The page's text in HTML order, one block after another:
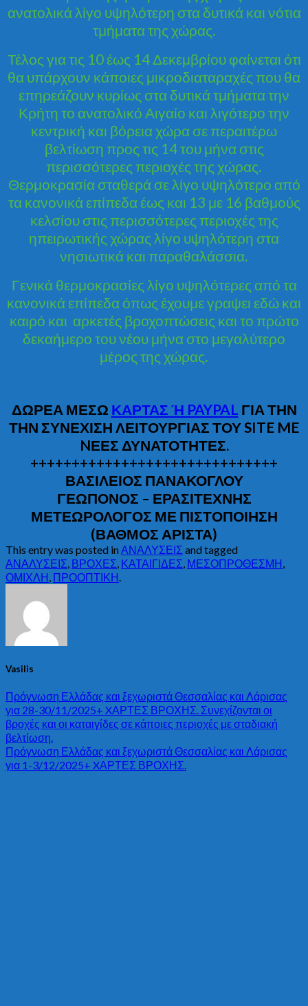
ανατολικά λίγο υψηλότερη στα δυτικά και νότια
τμήματα της χώρας.
Τέλος για τις 10 έως 14 Δεκεμβρίου φαίνεται ότι
θα υπάρχουν κάποιες μικροδιαταραχές που θα
επηρεάζουν κυρίως στα δυτικά τμήματα την
Κρήτη το ανατολικό Αιγαίο και λιγότερο την
κεντρική και βόρεια χώρα σε περαιτέρω
βελτίωση προς τις 14 του μήνα στις
περισσότερες περιοχές της χώρας.
Θερμοκρασία σταθερά σε λίγο υψηλότερο από
τα κανονικά επίπεδα έως και 13 με 16 βαθμούς
κελσίου στις περισσότερες περιοχές της
ηπειρωτικής χώρας λίγο υψηλότερη στα
νησιωτικά και παραθαλάσσια.
Γενικά θερμοκρασίες λίγο υψηλότερες από τα
κανονικά επίπεδα όπως έχουμε γραψει εδώ και
καιρό και αρκετές βροχοπτώσεις και το πρώτο
δεκαήμερο του νέου μήνα στο μεγαλύτερο
μέρος της χώρας.
ΔΩΡΕΑ ΜΕΣΩ ΚΑΡΤΑΣ Ή PAYPAL ΓΙΑ ΤΗΝ
ΤΗΝ ΣΥΝΕΧΙΣΗ ΛΕΙΤΟΥΡΓΙΑΣ ΤΟΥ SITE ME
NΕΕΣ ΔΥΝΑΤΟΤΗΤΕΣ.
++++++++++++++++++++++++++++++
ΒΑΣΙΛΕΙΟΣ ΠΑΝΑΚΟΓΛΟΥ
ΓΕΩΠΟΝΟΣ – ΕΡΑΣΙΤΕΧΝΗΣ
ΜΕΤΕΩΡΟΛΟΓΟΣ ΜΕ ΠΙΣΤΟΠΟΙΗΣΗ
(ΒΑΘΜΟΣ ΑΡΙΣΤΑ)
This entry was posted inΑΝΑΛΥΣΕΙΣ and tagged
ΑΝΑΛΥΣΕΙΣ, ΒΡΟΧΕΣ, ΚΑΤΑΙΓΙΔΕΣ, ΜΕΣΟΠΡΟΘΕΣΜΗ,
ΟΜΙΧΛΗ, ΠΡΟΟΠΤΙΚΗ.
Vasilis
Πρόγνωση Ελλάδας και ξεχωριστά Θεσσαλίας και Λάρισας
για 28-30/11/2025+ XΑΡΤΕΣ ΒΡΟΧΗΣ. Συνεχίζονται οι
βροχές και οι καταιγίδες σε κάποιες περιοχές με σταδιακή
βελτίωση.
Πρόγνωση Ελλάδας και ξεχωριστά Θεσσαλίας και Λάρισας
για 1-3/12/2025+ XΑΡΤΕΣ ΒΡΟΧΗΣ.